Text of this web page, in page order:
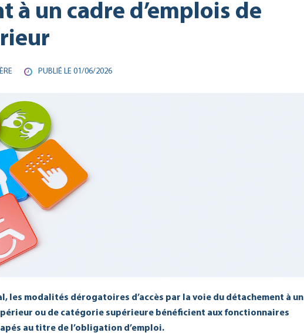
à un cadre d’emplois de
PUBLIÉ LE 01/06/2026
les modalités dérogatoires d’accès par la voie du détachement à un
ou de catégorie supérieure bénéficient aux fonctionnaires
au titre de l’obligation d’emploi.